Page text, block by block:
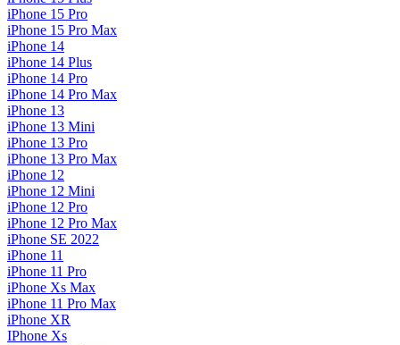
iPhone 15 Pro
iPhone 15 Pro Max
iPhone 14
iPhone 14 Plus
iPhone 14 Pro
iPhone 14 Pro Max
iPhone 13
iPhone 13 Mini
iPhone 13 Pro
iPhone 13 Pro Max
iPhone 12
iPhone 12 Mini
iPhone 12 Pro
iPhone 12 Pro Max
iPhone SE 2022
iPhone 11
iPhone 11 Pro
iPhone Xs Max
iPhone 11 Pro Max
iPhone XR
IPhone Xs